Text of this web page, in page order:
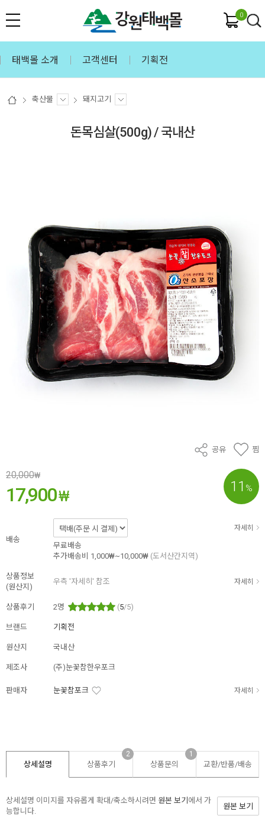
0
태백몰 소개 고객센터 기획전
축산물 돼지고기
돈목심살(500g) / 국내산
공유 찜
11 %
20,000₩
17,900₩
배송
자세히
무료배송
추가배송비
1,000₩~10,000₩ (도서산간지역)
상품정보
(원산지)
우측 '자세히' 참조 자세히
상품후기 2명 (5/5)
브랜드 기획전
원산지 국내산
제조사 (주)눈꽃참한우포크
판매자 눈꽃참포크 자세히
상세설명 상품후기
2
상품문의
1
교환/반품/배송
상세설명 이미지를 자유롭게 확대/축소하시려면 원본 보기 에서 가
능합니다.
원본 보기